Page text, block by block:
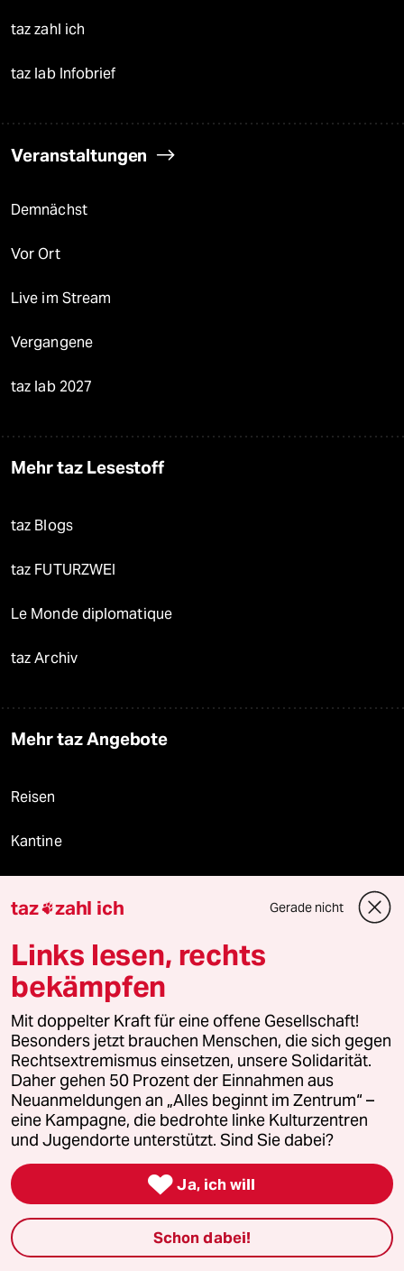
taz zahl ich
taz lab Infobrief
Veranstaltungen
Demnächst
Vor Ort
Live im Stream
Vergangene
taz lab 2027
Mehr taz Lesestoff
taz Blogs
taz FUTURZWEI
Le Monde diplomatique
taz Archiv
Mehr taz Angebote
Reisen
Kantine
Fragen & Hilfe
Feedback
Aboservice
ePaper Login
Downloads für Abonnierende
taz zahl ich Gerade nicht
Links lesen, rechts
bekämpfen
Mit doppelter Kraft für eine offene Gesellschaft!
Besonders jetzt brauchen Menschen, die sich gegen
Rechtsextremismus einsetzen, unsere Solidarität.
Daher gehen 50 Prozent der Einnahmen aus
Neuanmeldungen an „Alles beginnt im Zentrum“ –
eine Kampagne, die bedrohte linke Kulturzentren
und Jugendorte unterstützt. Sind Sie dabei?
 Ja, ich will
Schon dabei!